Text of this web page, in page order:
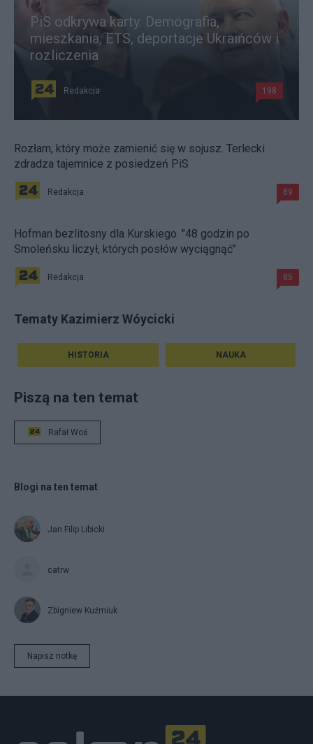
PiS odkrywa karty. Demografia,
mieszkania, ETS, deportacje Ukraińców i
rozliczenia
Redakcja 198
Rozłam, który może zamienić się w sojusz. Terlecki
zdradza tajemnice z posiedzeń PiS
Redakcja 89
Hofman bezlitosny dla Kurskiego. "48 godzin po
Smoleńsku liczył, których posłów wyciągnąć"
Redakcja 85
Tematy Kazimierz Wóycicki
HISTORIA NAUKA
Piszą na ten temat
Rafał Woś
Blogi na ten temat
Jan Filip Libicki
catrw
Zbigniew Kuźmiuk
Napisz notkę